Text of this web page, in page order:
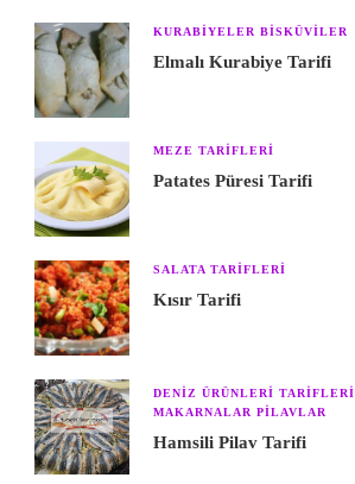
KURABIYELER BISKÜVILER
Elmalı Kurabiye Tarifi
MEZE TARIFLERI
Patates Püresi Tarifi
SALATA TARIFLERI
Kısır Tarifi
DENIZ ÜRÜNLERI TARIFLERI
MAKARNALAR PILAVLAR
Hamsili Pilav Tarifi